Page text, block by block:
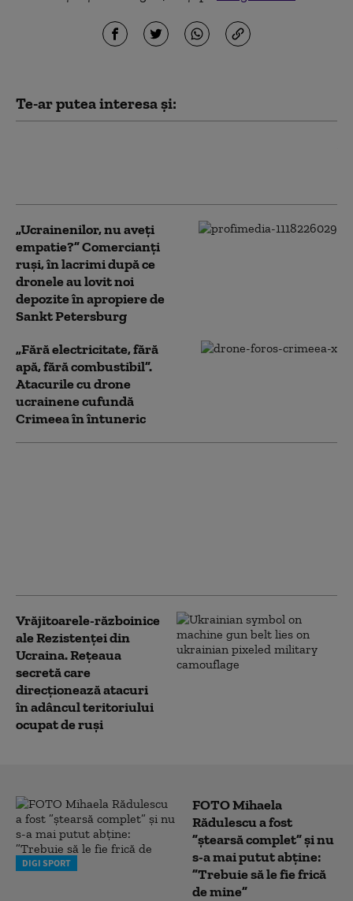
Te-ar putea interesa și:
„Ucrainenilor, nu aveți
empatie?” Comercianți
ruși, în lacrimi după ce
dronele au lovit noi
depozite în apropiere de
Sankt Petersburg
„Fără electricitate, fără
apă, fără combustibil”.
Atacurile cu drone
ucrainene cufundă
Crimeea în întuneric
Vrăjitoarele-războinice
ale Rezistenței din
Ucraina. Rețeaua
secretă care
direcționează atacuri
în adâncul teritoriului
ocupat de ruși
DIGI SPORT
FOTO Mihaela
Rădulescu a fost
”ștearsă complet” și nu
s-a mai putut abține:
”Trebuie să le fie frică
de mine”